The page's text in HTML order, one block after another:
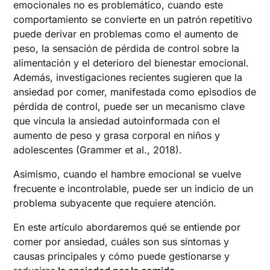
Datos sobre la prevalencia de la ansiedad por
comer
emocionales no es problemático, cuando este
comportamiento se convierte en un patrón repetitivo
puede derivar en problemas como el aumento de
peso, la sensación de pérdida de control sobre la
alimentación y el deterioro del bienestar emocional.
Además, investigaciones recientes sugieren que la
ansiedad por comer, manifestada como episodios de
pérdida de control, puede ser un mecanismo clave
que vincula la ansiedad autoinformada con el
aumento de peso y grasa corporal en niños y
adolescentes (Grammer et al., 2018).
Asimismo, cuando el hambre emocional se vuelve
frecuente e incontrolable, puede ser un indicio de un
problema subyacente que requiere atención.
En este artículo abordaremos qué se entiende por
comer por ansiedad, cuáles son sus síntomas y
causas principales y cómo puede gestionarse y